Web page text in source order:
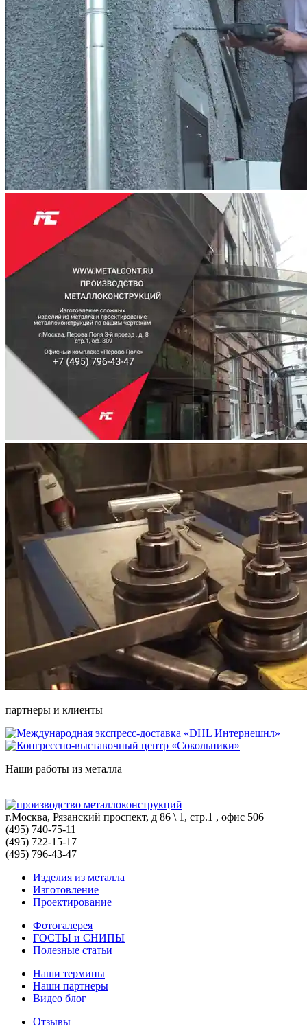
партнеры и клиенты
Наши работы из металла
г.Москва, Рязанский проспект, д 86 \ 1, стр.1 , офис 506
(495) 740-75-11
(495) 722-15-17
(495) 796-43-47
Изделия из металла
Изготовление
Проектирование
Фотогалерея
ГОСТЫ и СНИПЫ
Полезные статьи
Наши термины
Наши партнеры
Видео блог
Отзывы